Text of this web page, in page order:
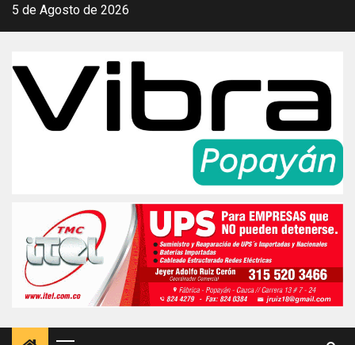
Saltar
5 de Agosto de 2026